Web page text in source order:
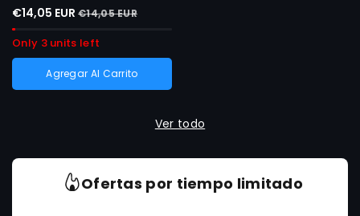
€14,05 EUR €14,05 EUR
Only 3 units left
Agregar Al Carrito
Ver todo
Ofertas por tiempo limitado